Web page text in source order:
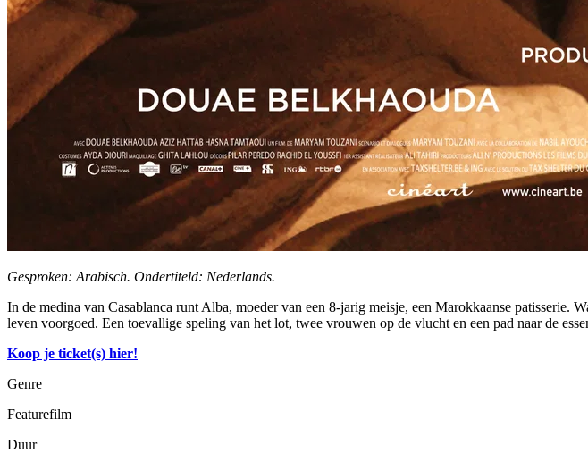
Gesproken: Arabisch. Ondertiteld: Nederlands.
In de medina van Casablanca runt Alba, moeder van een 8-jarig meisje, een Marokkaanse patisserie.
leven voorgoed. Een toevallige speling van het lot, twee vrouwen op de vlucht en een pad naar de
Koop je ticket(s) hier!
Genre
Featurefilm
Duur